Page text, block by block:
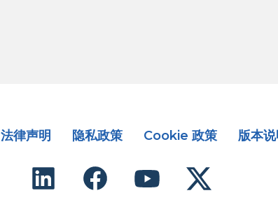
法律声明 隐私政策 Cookie 政策 版本